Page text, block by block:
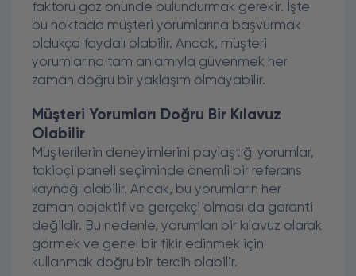
faktörü göz önünde bulundurmak gerekir. İşte
bu noktada müşteri yorumlarına başvurmak
oldukça faydalı olabilir. Ancak, müşteri
yorumlarına tam anlamıyla güvenmek her
zaman doğru bir yaklaşım olmayabilir.
Müşteri Yorumları Doğru Bir Kılavuz
Olabilir
Müşterilerin deneyimlerini paylaştığı yorumlar,
takipçi paneli seçiminde önemli bir referans
kaynağı olabilir. Ancak, bu yorumların her
zaman objektif ve gerçekçi olması da garanti
değildir. Bu nedenle, yorumları bir kılavuz olarak
görmek ve genel bir fikir edinmek için
kullanmak doğru bir tercih olabilir.